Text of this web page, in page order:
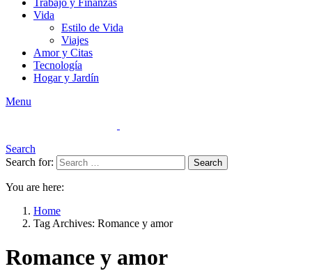
Trabajo y Finanzas
Vida
Estilo de Vida
Viajes
Amor y Citas
Tecnología
Hogar y Jardín
Menu
Search
Search for:
Search
You are here:
Home
Tag Archives: Romance y amor
Romance y amor